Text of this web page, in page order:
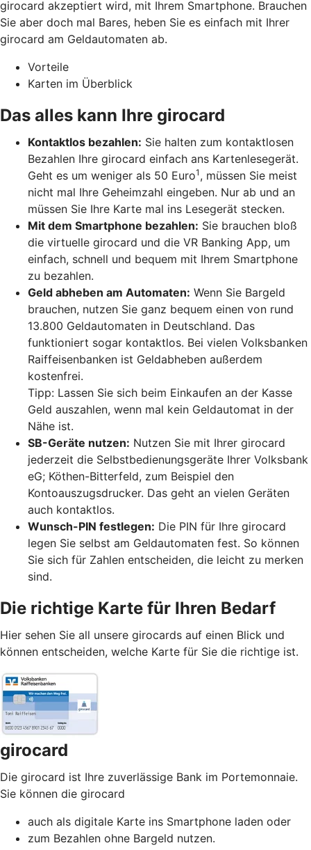
girocard akzeptiert wird, mit Ihrem Smartphone. Brauchen
Sie aber doch mal Bares, heben Sie es einfach mit Ihrer
girocard am Geldautomaten ab.
Vorteile
Karten im Überblick
Das alles kann Ihre girocard
Kontaktlos bezahlen: Sie halten zum kontaktlosen
Bezahlen Ihre girocard einfach ans Kartenlesegerät.
Geht es um weniger als 50 Euro1 , müssen Sie meist
nicht mal Ihre Geheimzahl eingeben. Nur ab und an
müssen Sie Ihre Karte mal ins Lesegerät stecken.
Mit dem Smartphone bezahlen: Sie brauchen bloß
die virtuelle girocard und die VR Banking App, um
einfach, schnell und bequem mit Ihrem Smartphone
zu bezahlen.
Geld abheben am Automaten: Wenn Sie Bargeld
brauchen, nutzen Sie ganz bequem einen von rund
13.800 Geldautomaten in Deutschland. Das
funktioniert sogar kontaktlos. Bei vielen Volksbanken
Raiffeisenbanken ist Geldabheben außerdem
kostenfrei.
Tipp: Lassen Sie sich beim Einkaufen an der Kasse
Geld auszahlen, wenn mal kein Geldautomat in der
Nähe ist.
SB-Geräte nutzen: Nutzen Sie mit Ihrer girocard
jederzeit die Selbstbedienungsgeräte Ihrer Volksbank
eG; Köthen-Bitterfeld, zum Beispiel den
Kontoauszugsdrucker. Das geht an vielen Geräten
auch kontaktlos.
Wunsch-PIN festlegen: Die PIN für Ihre girocard
legen Sie selbst am Geldautomaten fest. So können
Sie sich für Zahlen entscheiden, die leicht zu merken
sind.
Die richtige Karte für Ihren Bedarf
Hier sehen Sie all unsere girocards auf einen Blick und
können entscheiden, welche Karte für Sie die richtige ist.
girocard
Die girocard ist Ihre zuverlässige Bank im Portemonnaie.
Sie können die girocard
auch als digitale Karte ins Smartphone laden oder
zum Bezahlen ohne Bargeld nutzen.